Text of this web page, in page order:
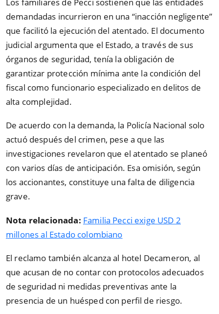
demandadas incurrieron en una “inacción negligente”
que facilitó la ejecución del atentado. El documento
judicial argumenta que el Estado, a través de sus
órganos de seguridad, tenía la obligación de
garantizar protección mínima ante la condición del
fiscal como funcionario especializado en delitos de
alta complejidad.
De acuerdo con la demanda, la Policía Nacional solo
actuó después del crimen, pese a que las
investigaciones revelaron que el atentado se planeó
con varios días de anticipación. Esa omisión, según
los accionantes, constituye una falta de diligencia
grave.
Nota relacionada: Familia Pecci exige USD 2
millones al Estado colombiano
El reclamo también alcanza al hotel Decameron, al
que acusan de no contar con protocolos adecuados
de seguridad ni medidas preventivas ante la
presencia de un huésped con perfil de riesgo.